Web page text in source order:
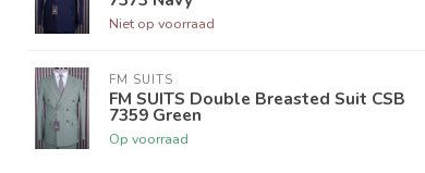
Niet op voorraad
FM SUITS
FM SUITS Double Breasted Suit CSB
7359 Green
Op voorraad